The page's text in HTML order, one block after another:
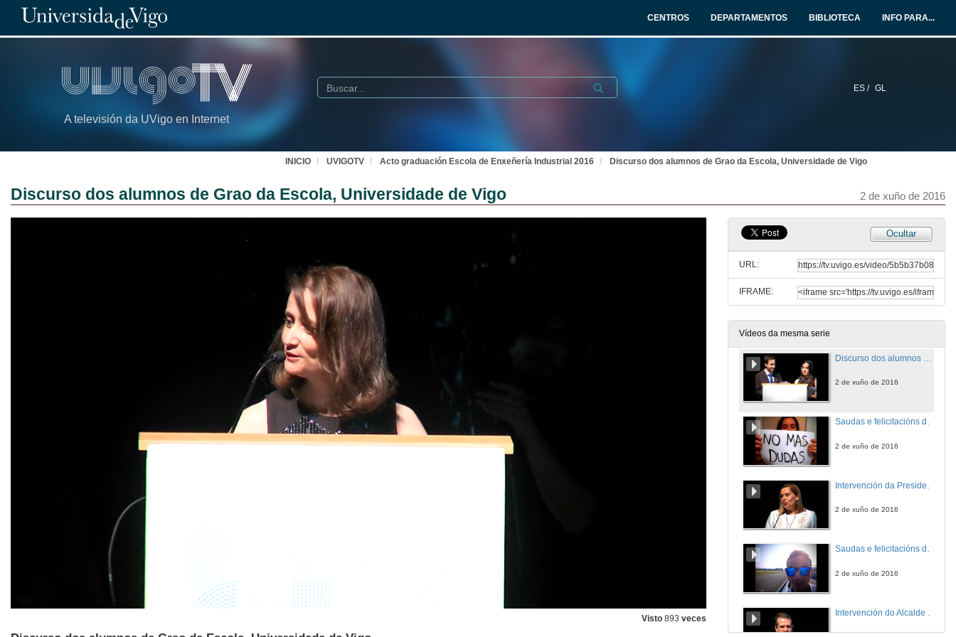
CENTROS DEPARTAMENTOS BIBLIOTECA INFO PARA...
A televisión da UVigo en Internet
ES / GL
Buscar Submit
INICIO UVIGOTV Acto graduación Escola de Enxeñería Industrial 2016 Discurso dos alumnos de Grao da Escola, Universidade de Vigo
Discurso dos alumnos de Grao da Escola, Universidade de Vigo 2 de xuño de 2016
Visto 893 veces
Ocultar
URL:
IFRAME:
Vídeos da mesma serie
Enxeñeiros polo mundo
2 de xuño de 2016
Entrega de diplomas e distincións por parte das autoridades aos alumnos de Grado
Entrega de diplomas e distincións por parte das autoridades aos alumnos do Máster en Enxeñería Industrial e Másteres Profesionalizantes da EEI.
2 de xuño de 2016
2 de xuño de 2016
Saudas e felicitacións de familiares dos alumnos do master
2 de xuño de 2016
2 de xuño de 2016
Saudas e felicitacións de familiares dos alumnos do grao
2 de xuño de 2016